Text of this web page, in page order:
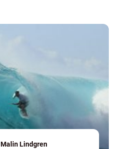
Malin Lindgren